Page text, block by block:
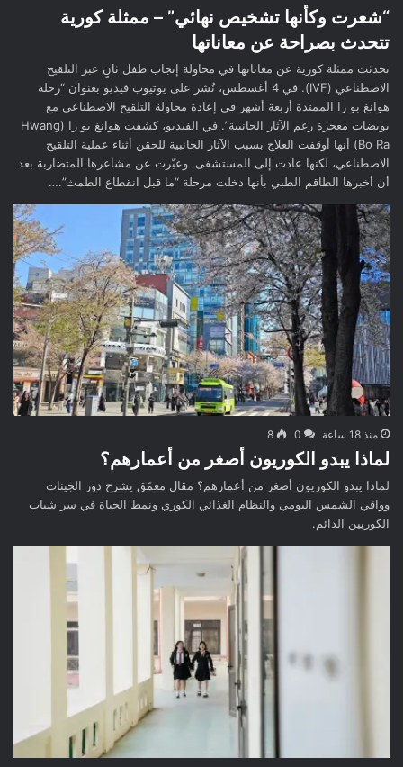
“شعرت وكأنها تشخيص نهائي” – ممثلة كورية
تتحدث بصراحة عن معاناتها
تحدثت ممثلة كورية عن معاناتها في محاولة إنجاب طفل ثانٍ عبر التلقيح
الاصطناعي (IVF). في 4 أغسطس، نُشر على يوتيوب فيديو بعنوان “رحلة
هوانغ بو را الممتدة أربعة أشهر في إعادة محاولة التلقيح الاصطناعي مع
بويضات معجزة رغم الآثار الجانبية”. في الفيديو، كشفت هوانغ بو را (Hwang
Bo Ra) أنها أوقفت العلاج بسبب الآثار الجانبية للحقن أثناء عملية التلقيح
الاصطناعي، لكنها عادت إلى المستشفى. وعبّرت عن مشاعرها المتضاربة بعد
أن أخبرها الطاقم الطبي بأنها دخلت مرحلة “ما قبل انقطاع الطمث”.…
منذ 18 ساعة 0
8
لماذا يبدو الكوريون أصغر من أعمارهم؟
لماذا يبدو الكوريون أصغر من أعمارهم؟ مقال معمّق يشرح دور الجينات
وواقي الشمس اليومي والنظام الغذائي الكوري ونمط الحياة في سر شباب
الكوريين الدائم.